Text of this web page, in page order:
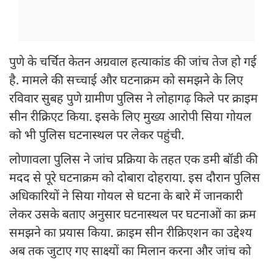
पुणे के चर्चित केतन अग्रवाल हत्याकांड की जांच तेज हो गई
है. मामले की सच्चाई और घटनाक्रम को समझने के लिए
रविवार सुबह पुणे ग्रामीण पुलिस ने लोहागढ़ किले पर क्राइम
सीन रीक्रिएट किया. इसके लिए मुख्य आरोपी सिया गोयल
को भी पुलिस घटनास्थल पर लेकर पहुंची.
लोणावला पुलिस ने जांच प्रक्रिया के तहत एक डमी बॉडी की
मदद से पूरे घटनाक्रम को दोबारा दोहराया. इस दौरान पुलिस
अधिकारियों ने सिया गोयल से घटना के बारे में जानकारी
लेकर उसके बताए अनुसार घटनास्थल पर घटनाओं का क्रम
समझने का प्रयास किया. क्राइम सीन रीक्रिएशन का उद्देश्य
अब तक जुटाए गए साक्ष्यों का मिलान करना और जांच को